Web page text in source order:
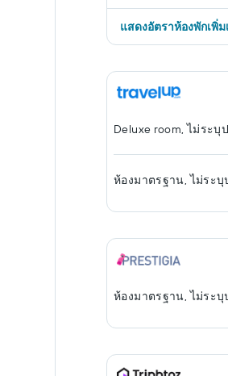
แสดงอัตราห้องพักเพิ่ม
Deluxe room, ไม่ระบุ
ห้องมาตรฐาน, ไม่ระบุ
ห้องมาตรฐาน, ไม่ระบุ